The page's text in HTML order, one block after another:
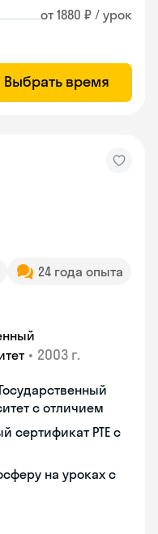
от 1880 ₽ / урок
Выбрать время
24 года опыта
• 2003 г.
с отличием
сертификат PTE с
на уроках с